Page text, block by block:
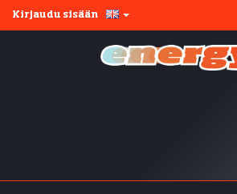
Kirjaudu sisään